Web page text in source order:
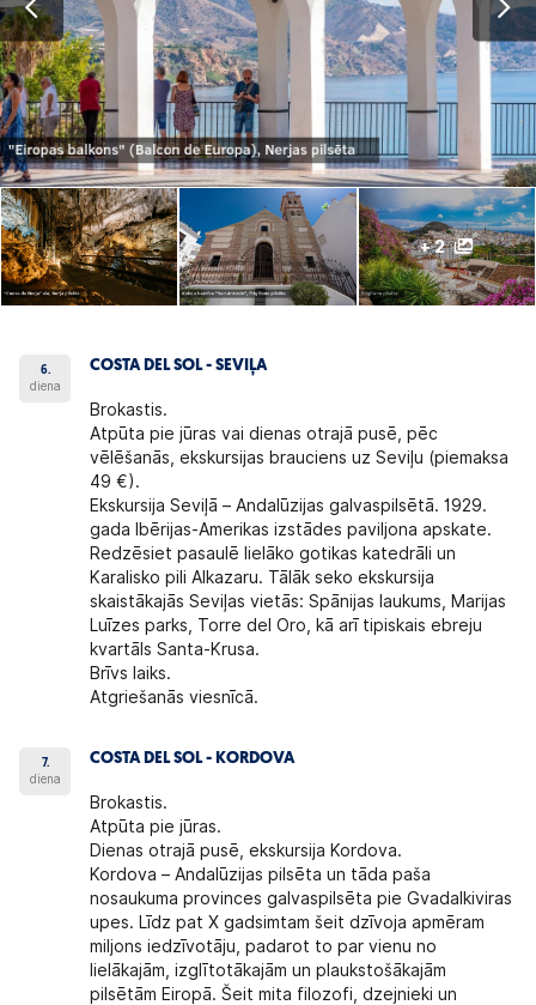
+ 2
6.
diena
COSTA DEL SOL - SEVIĻA
Brokastis.
Atpūta pie jūras vai dienas otrajā pusē, pēc
vēlēšanās, ekskursijas brauciens uz Seviļu (piemaksa
49 €).
Ekskursija Seviļā – Andalūzijas galvaspilsētā. 1929.
gada Ibērijas-Amerikas izstādes paviljona apskate.
Redzēsiet pasaulē lielāko gotikas katedrāli un
Karalisko pili Alkazaru. Tālāk seko ekskursija
skaistākajās Seviļas vietās: Spānijas laukums, Marijas
Luīzes parks, Torre del Oro, kā arī tipiskais ebreju
kvartāls Santa-Krusa.
Brīvs laiks.
Atgriešanās viesnīcā.
7.
diena
COSTA DEL SOL - KORDOVA
Brokastis.
Atpūta pie jūras.
Dienas otrajā pusē, ekskursija Kordova.
Kordova – Andalūzijas pilsēta un tāda paša
nosaukuma provinces galvaspilsēta pie Gvadalkiviras
upes. Līdz pat X gadsimtam šeit dzīvoja apmēram
miljons iedzīvotāju, padarot to par vienu no
lielākajām, izglītotākajām un plaukstošākajām
pilsētām Eiropā. Šeit mita filozofi, dzejnieki un